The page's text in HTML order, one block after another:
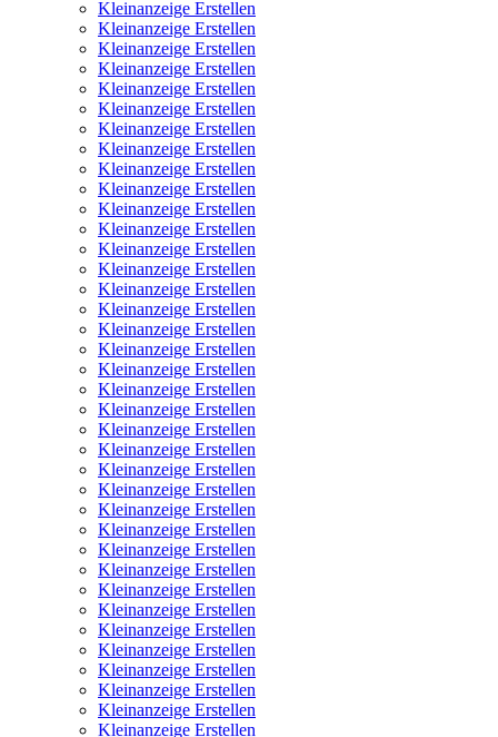
Kleinanzeige Erstellen
Kleinanzeige Erstellen
Kleinanzeige Erstellen
Kleinanzeige Erstellen
Kleinanzeige Erstellen
Kleinanzeige Erstellen
Kleinanzeige Erstellen
Kleinanzeige Erstellen
Kleinanzeige Erstellen
Kleinanzeige Erstellen
Kleinanzeige Erstellen
Kleinanzeige Erstellen
Kleinanzeige Erstellen
Kleinanzeige Erstellen
Kleinanzeige Erstellen
Kleinanzeige Erstellen
Kleinanzeige Erstellen
Kleinanzeige Erstellen
Kleinanzeige Erstellen
Kleinanzeige Erstellen
Kleinanzeige Erstellen
Kleinanzeige Erstellen
Kleinanzeige Erstellen
Kleinanzeige Erstellen
Kleinanzeige Erstellen
Kleinanzeige Erstellen
Kleinanzeige Erstellen
Kleinanzeige Erstellen
Kleinanzeige Erstellen
Kleinanzeige Erstellen
Kleinanzeige Erstellen
Kleinanzeige Erstellen
Kleinanzeige Erstellen
Kleinanzeige Erstellen
Kleinanzeige Erstellen
Kleinanzeige Erstellen
Kleinanzeige Erstellen